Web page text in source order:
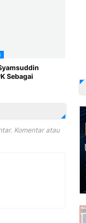
Sebagai
Komentar atau